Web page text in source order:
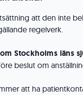
att den inte
regelverk.
Stockholms läns
beslut om
att ha